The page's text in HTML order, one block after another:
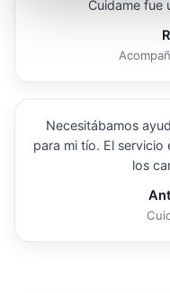
Cuidame fue
Necesitábamos
para mi tío. El servicio
los